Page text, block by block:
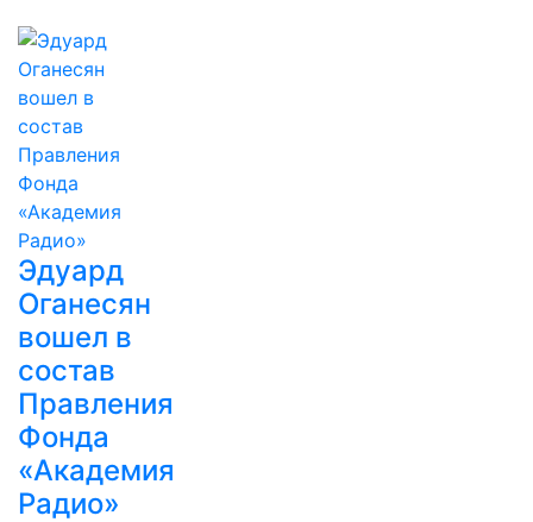
Эдуард
Оганесян
вошел в
состав
Правления
Фонда
«Академия
Радио»